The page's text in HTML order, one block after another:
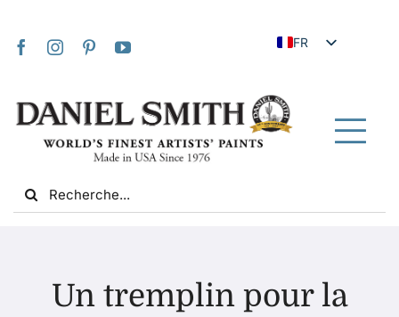
FR
IT
ZH
Search
for:
Un tremplin pour la